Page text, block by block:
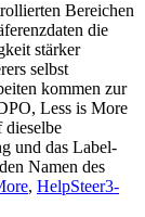
Bereichen
die
stärker
selbst
kommen zur
Less is More
dieselbe
und das Label-
Namen des
, HelpSteer3-